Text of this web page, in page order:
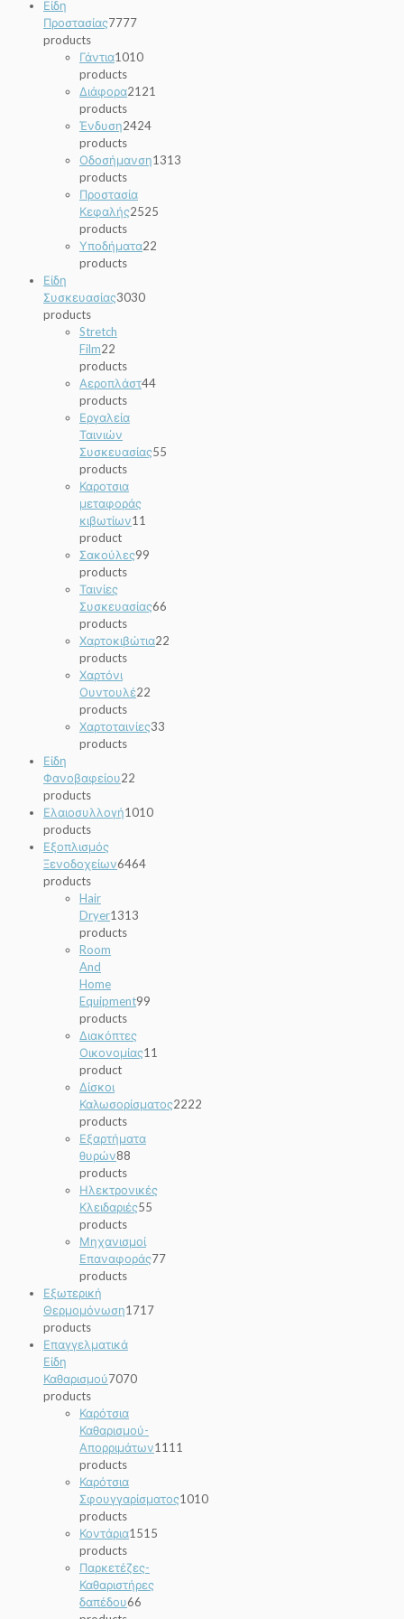
Είδη
Προστασίας7777
products
Γάντια1010
products
Διάφορα2121
products
Ένδυση2424
products
Οδοσήμανση1313
products
Προστασία
Κεφαλής2525
products
Υποδήματα22
products
Είδη
Συσκευασίας3030
products
Stretch
Film22
products
Αεροπλάστ44
products
Εργαλεία
Ταινιών
Συσκευασίας55
products
Καροτσια
μεταφοράς
κιβωτίων11
product
Σακούλες99
products
Ταινίες
Συσκευασίας66
products
Χαρτοκιβώτια22
products
Χαρτόνι
Ουντουλέ22
products
Χαρτοταινίες33
products
Είδη
Φανοβαφείου22
products
Ελαιοσυλλογή1010
products
Εξοπλισμός
Ξενοδοχείων6464
products
Hair
Dryer1313
products
Room
And
Home
Equipment99
products
Διακόπτες
Οικονομίας11
product
Δίσκοι
Καλωσορίσματος2222
products
Εξαρτήματα
θυρών88
products
Ηλεκτρονικές
Κλειδαριές55
products
Μηχανισμοί
Επαναφοράς77
products
Εξωτερική
Θερμομόνωση1717
products
Επαγγελματικά
Είδη
Καθαρισμού7070
products
Καρότσια
Καθαρισμού-
Απορριμάτων1111
products
Καρότσια
Σφουγγαρίσματος1010
products
Κοντάρια1515
products
Παρκετέζες-
Καθαριστήρες
δαπέδου66